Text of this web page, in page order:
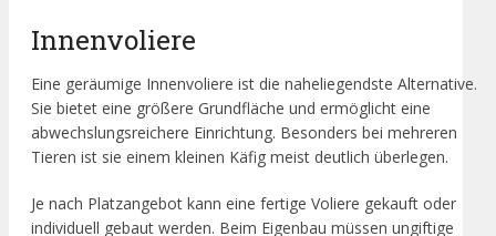
Innenvoliere
Eine geräumige Innenvoliere ist die naheliegendste Alternative.
Sie bietet eine größere Grundfläche und ermöglicht eine
abwechslungsreichere Einrichtung. Besonders bei mehreren
Tieren ist sie einem kleinen Käfig meist deutlich überlegen.
Je nach Platzangebot kann eine fertige Voliere gekauft oder
individuell gebaut werden. Beim Eigenbau müssen ungiftige